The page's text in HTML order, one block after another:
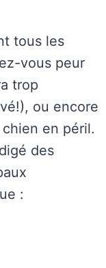
tous les
vous peur
trop
ou encore
en péril.
des
: